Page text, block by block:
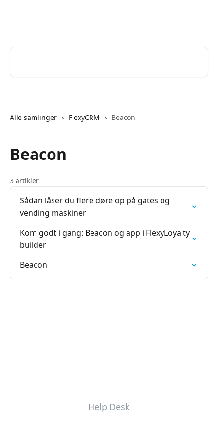
Alle samlinger FlexyCRM Beacon
Beacon
3 artikler
Sådan låser du flere døre op på gates og
vending maskiner
Kom godt i gang: Beacon og app i FlexyLoyalty
builder
Beacon
Help Desk